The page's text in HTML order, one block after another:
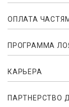
ОПЛАТА
ПРОГРАММА
КАРЬЕРА
ПАРТНЕРСТВО